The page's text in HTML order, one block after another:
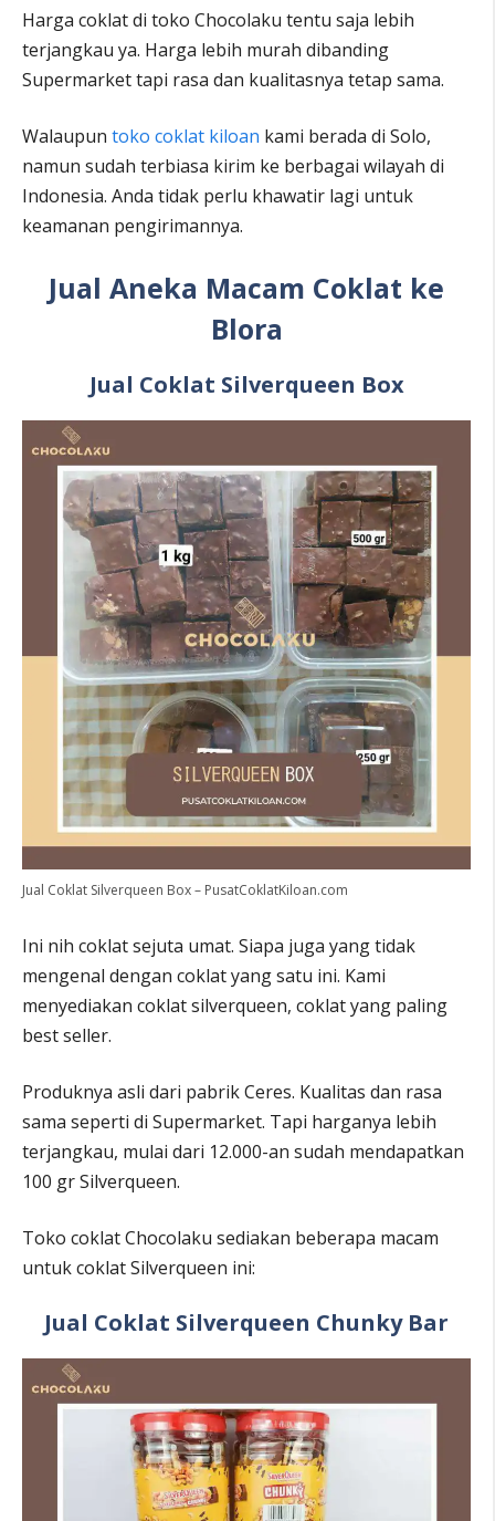
Harga coklat di toko Chocolaku tentu saja lebih
terjangkau ya. Harga lebih murah dibanding
Supermarket tapi rasa dan kualitasnya tetap sama.
Walaupun toko coklat kiloan kami berada di Solo,
namun sudah terbiasa kirim ke berbagai wilayah di
Indonesia. Anda tidak perlu khawatir lagi untuk
keamanan pengirimannya.
Jual Aneka Macam Coklat ke
Blora
Jual Coklat Silverqueen Box
Jual Coklat Silverqueen Box – PusatCoklatKiloan.com
Ini nih coklat sejuta umat. Siapa juga yang tidak
mengenal dengan coklat yang satu ini. Kami
menyediakan coklat silverqueen, coklat yang paling
best seller.
Produknya asli dari pabrik Ceres. Kualitas dan rasa
sama seperti di Supermarket. Tapi harganya lebih
terjangkau, mulai dari 12.000-an sudah mendapatkan
100 gr Silverqueen.
Toko coklat Chocolaku sediakan beberapa macam
untuk coklat Silverqueen ini:
Jual Coklat Silverqueen Chunky Bar